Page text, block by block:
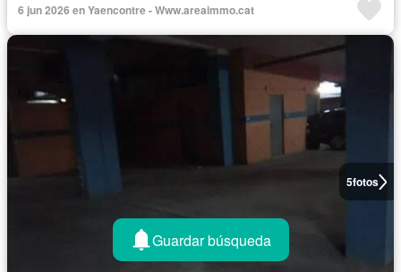
6 jun 2026 en Yaencontre - Www.areaimmo.cat
5fotos
Guardar búsqueda